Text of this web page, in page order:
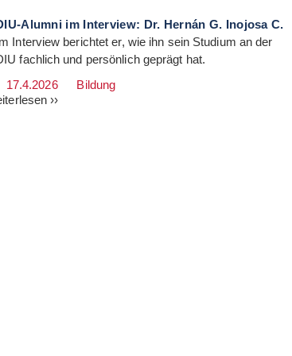
Alumni im Interview: Dr. Hernán G. Inojosa C.
Interview berichtet er, wie ihn sein Studium an der
fachlich und persönlich geprägt hat.
17.4.2026
Bildung
››